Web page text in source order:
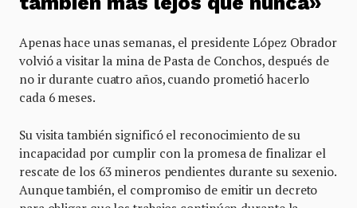
Apenas hace unas semanas, el presidente López Obrador
volvió a visitar la mina de Pasta de Conchos, después de
no ir durante cuatro años, cuando prometió hacerlo
cada 6 meses.
Su visita también significó el reconocimiento de su
incapacidad por cumplir con la promesa de finalizar el
rescate de los 63 mineros pendientes durante su sexenio.
Aunque también, el compromiso de emitir un decreto